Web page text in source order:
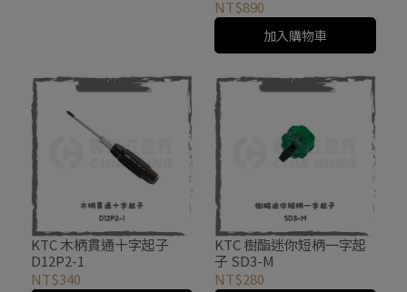
NT$890
加入購物車
KTC 木柄貫通十字起子
D12P2-1
NT$340
KTC 樹酯迷你短柄一字起
子 SD3-M
NT$280